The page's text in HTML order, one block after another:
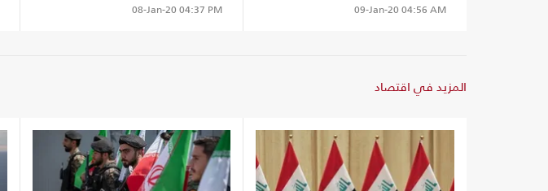
09-Jan-20 04:56 AM
08-Jan-20 04:37 PM
المزيد في اقتصاد